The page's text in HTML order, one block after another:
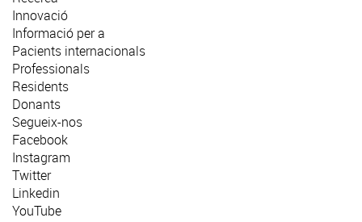
Innovació
Informació per a
Pacients internacionals
Professionals
Residents
Donants
Segueix-nos
Facebook
Instagram
Twitter
Linkedin
YouTube